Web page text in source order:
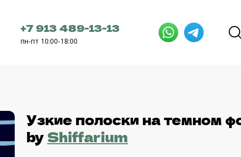
+7 913 489-13-13
пн-пт 10:00-18:00
Узкие полоски на темном
by Shiffarium